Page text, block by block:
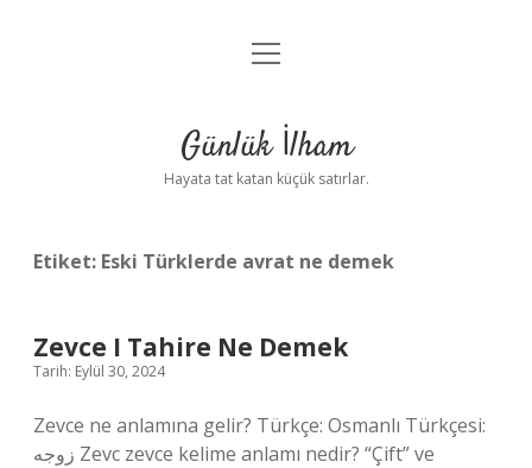
Anasayfa
Yasal Uyarı
menüyü
Günlük İlham
Hayata tat katan küçük satırlar.
Etiket: Eski Türklerde avrat ne demek
Zevce I Tahire Ne Demek
Tarih: Eylül 30, 2024
Zevce ne anlamına gelir? Türkçe: Osmanlı Türkçesi:
زوجه‎ Zevc zevce kelime anlamı nedir? “Çift” ve